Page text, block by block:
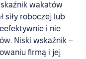
wakatów
siły roboczej lub
i nie
Niski wskaźnik –
firmą i jej